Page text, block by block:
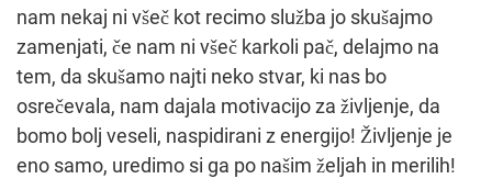
nam nekaj ni všeč kot recimo služba jo skušajmo
zamenjati, če nam ni všeč karkoli pač, delajmo na
tem, da skušamo najti neko stvar, ki nas bo
osrečevala, nam dajala motivacijo za življenje, da
bomo bolj veseli, naspidirani z energijo! Življenje je
eno samo, uredimo si ga po našim željah in merilih!